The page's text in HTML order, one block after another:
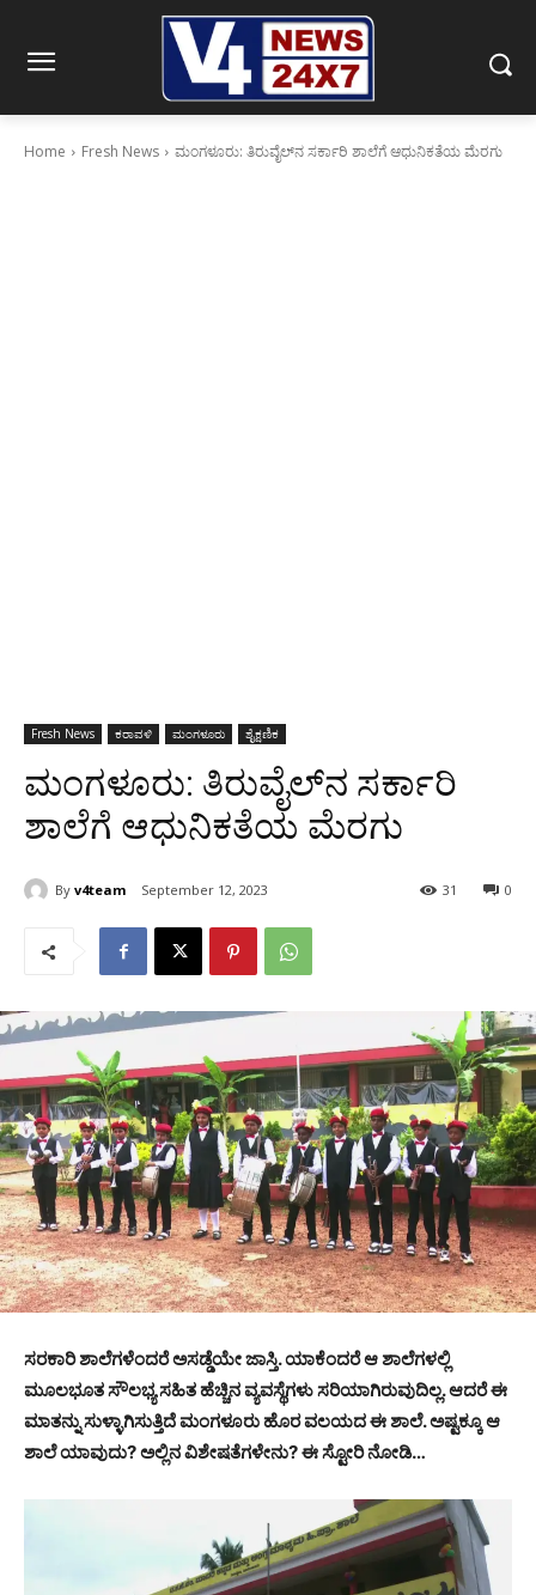
Home Fresh News ಮಂಗಳೂರು: ತಿರುವೈಲ್‍ನ ಸರ್ಕಾರಿ ಶಾಲೆಗೆ ಆಧುನಿಕತೆಯ ಮೆರಗು
Fresh News ಕರಾವಳಿ ಮಂಗಳೂರು ಶೈಕ್ಷಣಿಕ
ಮಂಗಳೂರು: ತಿರುವೈಲ್‍ನ ಸರ್ಕಾರಿ
ಶಾಲೆಗೆ ಆಧುನಿಕತೆಯ ಮೆರಗು
By v4team September 12, 2023 0
31
ಸರಕಾರಿ ಶಾಲೆಗಳೆಂದರೆ ಅಸಡ್ಡೆಯೇ ಜಾಸ್ತಿ. ಯಾಕೆಂದರೆ ಆ ಶಾಲೆಗಳಲ್ಲಿ
ಮೂಲಭೂತ ಸೌಲಭ್ಯ ಸಹಿತ ಹೆಚ್ಚಿನ ವ್ಯವಸ್ಥೆಗಳು ಸರಿಯಾಗಿರುವುದಿಲ್ಲ. ಆದರೆ ಈ
ಮಾತನ್ನು ಸುಳ್ಳಾಗಿಸುತ್ತಿದೆ ಮಂಗಳೂರು ಹೊರ ವಲಯದ ಈ ಶಾಲೆ. ಅಷ್ಟಕ್ಕೂ ಆ
ಶಾಲೆ ಯಾವುದು? ಅಲ್ಲಿನ ವಿಶೇಷತೆಗಳೇನು? ಈ ಸ್ಟೋರಿ ನೋಡಿ…